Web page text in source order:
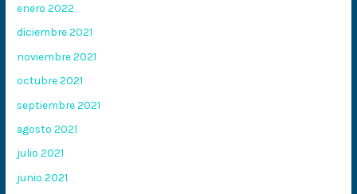
enero 2022
diciembre 2021
noviembre 2021
octubre 2021
septiembre 2021
agosto 2021
julio 2021
junio 2021